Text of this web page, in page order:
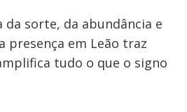
da sorte, da abundância e
presença em Leão traz
tudo o que o signo